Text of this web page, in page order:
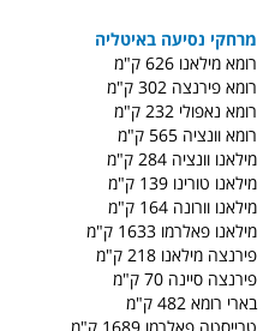
מרחקי נסיעה באיטליה
רומא מילאנו 626 ק"מ
רומא פירנצה 302 ק"מ
רומא נאפולי 232 ק"מ
רומא וונציה 565 ק"מ
מילאנו וונציה 284 ק"מ
מילאנו טורינו 139 ק"מ
מילאנו וורונה 164 ק"מ
מילאנו פאלרמו 1633 ק"מ
פירנצה מילאנו 218 ק"מ
פירנצה סיינה 70 ק"מ
בארי רומא 482 ק"מ